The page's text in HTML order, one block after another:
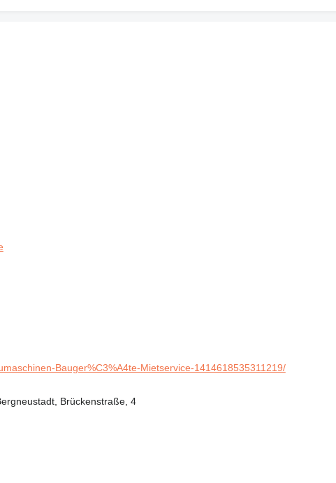
Bauger%C3%A4te-Mietservice-1414618535311219/
Brückenstraße, 4